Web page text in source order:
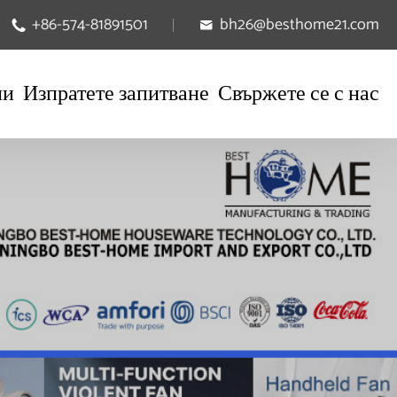
 +86-574-81891501  bh26@besthome21.com
Изпратете запитване Свържете се с нас